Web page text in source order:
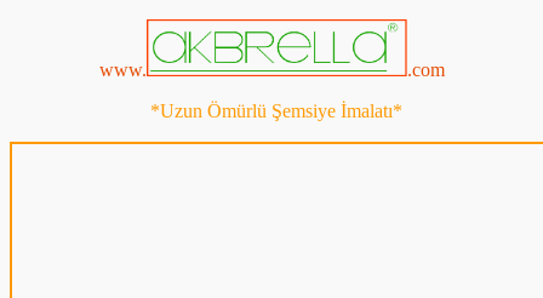
www.
.com
*Uzun Ömürlü Şemsiye İmalatı*